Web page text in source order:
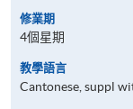
修業期
4個星期
教學語言
Cantonese, suppl